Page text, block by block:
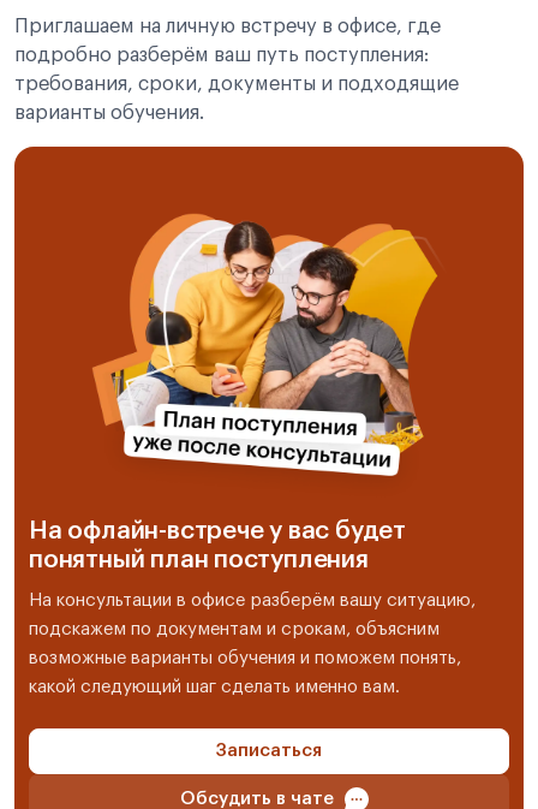
Приглашаем на личную встречу в офисе, где
подробно разберём ваш путь поступления:
требования, сроки, документы и подходящие
варианты обучения.
На офлайн-встрече у вас будет
понятный план поступления
На консультации в офисе разберём вашу ситуацию,
подскажем по документам и срокам, объясним
возможные варианты обучения и поможем понять,
какой следующий шаг сделать именно вам.
Записаться
Обсудить в чате